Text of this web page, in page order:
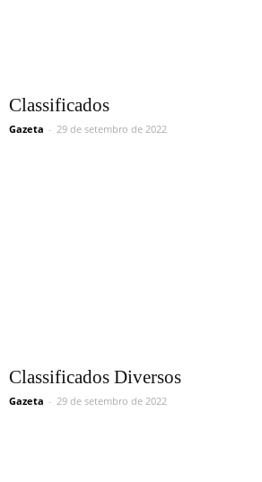
Classificados
Gazeta - 29 de setembro de 2022
Classificados Diversos
Gazeta - 29 de setembro de 2022